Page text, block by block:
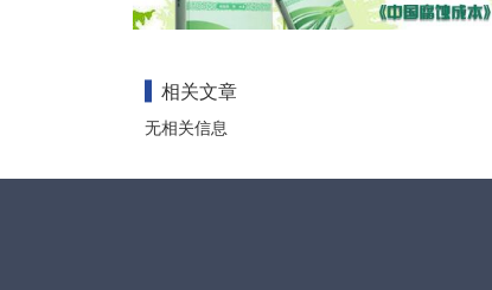
相关文章
无相关信息